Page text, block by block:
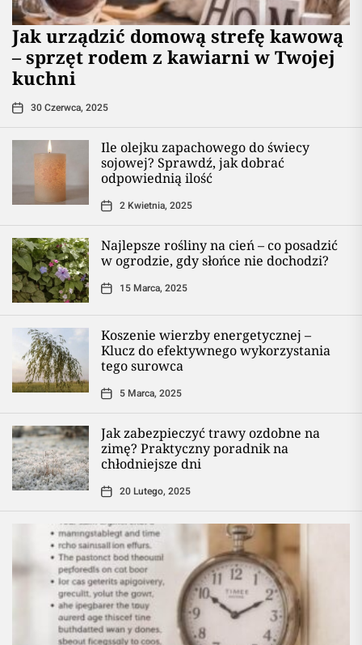
​Jak urządzić domową strefę kawową
– sprzęt rodem z kawiarni w Twojej
kuchni
30 Czerwca, 2025
Ile olejku zapachowego do świecy
sojowej? Sprawdź, jak dobrać
odpowiednią ilość
2 Kwietnia, 2025
Najlepsze rośliny na cień – co posadzić
w ogrodzie, gdy słońce nie dochodzi?
15 Marca, 2025
Koszenie wierzby energetycznej –
Klucz do efektywnego wykorzystania
tego surowca
5 Marca, 2025
Jak zabezpieczyć trawy ozdobne na
zimę? Praktyczny poradnik na
chłodniejsze dni
20 Lutego, 2025